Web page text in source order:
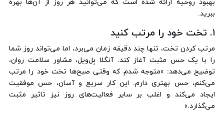
بهبود روحیه ارائه شده است که می‌توانید هر روز از آن‌ها بهره
ببرید.
۱. تخت خود را مرتب کنید
مرتب کردن تخت، تنها چند دقیقه زمان می‌برد، اما می‌تواند روز شما
را با یک حس مثبت آغاز کند. آنگلا بِل‌ویل، مشاور سلامت روان،
توضیح می‌دهد: «متوجه شدم که وقتی صبح‌ها تخت خود را مرتب
می‌کنم، حس بهتری دارم. این کار سریع و آسان، حس موفقیت
ایجاد می‌کند و اغلب بر سایر فعالیت‌های روز نیز تاثیر مثبت
می‌گذارد.»